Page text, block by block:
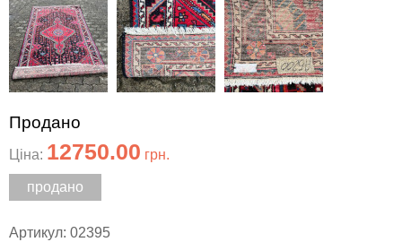
Продано
Ціна: 12750.00 грн.
продано
Артикул: 02395